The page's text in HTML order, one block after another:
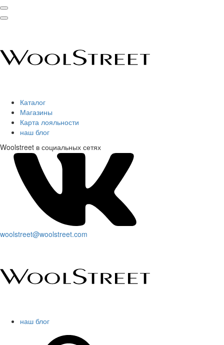
Каталог
Магазины
Карта лояльности
наш блог
Woolstreet в социальных сетях
woolstreet@woolstreet.com
наш блог